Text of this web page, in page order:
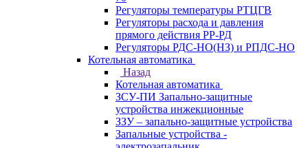
Регуляторы температуры РТЦГВ
Регуляторы расхода и давления
прямого действия РР-РД
Регуляторы РДС-НО(НЗ) и РПДС-НО
Котельная автоматика
Назад
Котельная автоматика
ЗСУ-ПИ Запально-защитные
устройства инжекционные
ЗЗУ – запально-защитные устройства
Запальные устройства -